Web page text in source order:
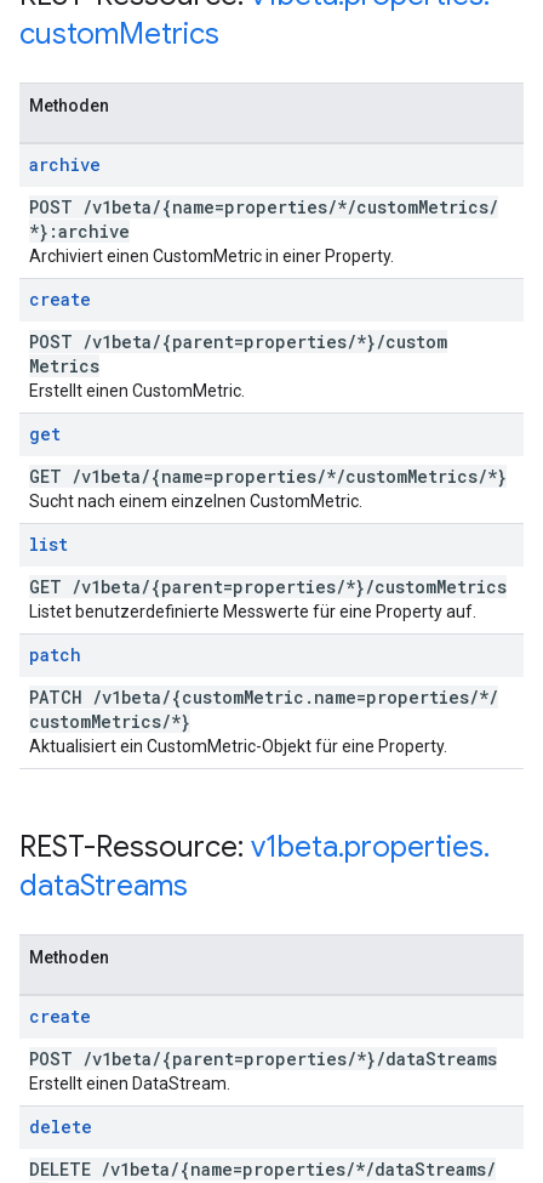
customMetrics
Methoden
archive
POST /v1beta/{name=properties/*/customMetrics/
*}:archive
Archiviert einen CustomMetric in einer Property.
create
POST /v1beta/{parent=properties/*}/custom
Metrics
Erstellt einen CustomMetric.
get
GET /v1beta/{name=properties/*/customMetrics/*}
Sucht nach einem einzelnen CustomMetric.
list
GET /v1beta/{parent=properties/*}/customMetrics
Listet benutzerdefinierte Messwerte für eine Property auf.
patch
PATCH /v1beta/{customMetric . name=properties/*/
customMetrics/*}
Aktualisiert ein CustomMetric-Objekt für eine Property.
REST-Ressource: v1beta.properties.
dataStreams
Methoden
create
POST /v1beta/{parent=properties/*}/dataStreams
Erstellt einen DataStream.
delete
DELETE /v1beta/{name=properties/*/dataStreams/